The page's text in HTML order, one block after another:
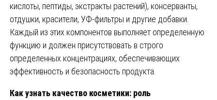
кислоты, пептиды, экстракты растений), консерванты,
отдушки, красители, УФ-фильтры и другие добавки.
Каждый из этих компонентов выполняет определенную
функцию и должен присутствовать в строго
определенных концентрациях, обеспечивающих
эффективность и безопасность продукта.
Как узнать качество косметики: роль